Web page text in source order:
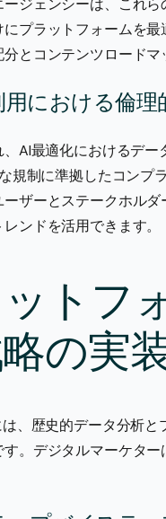
ジェンシーは、これ
プラットフォームを
とコンテンツロード
における倫理
、AI最適化におけるデ
規制に準拠したコン
ザーとステークホル
ンドを活用できます。
トフ
の実
、歴史的データ分析
。デジタルマーケタ